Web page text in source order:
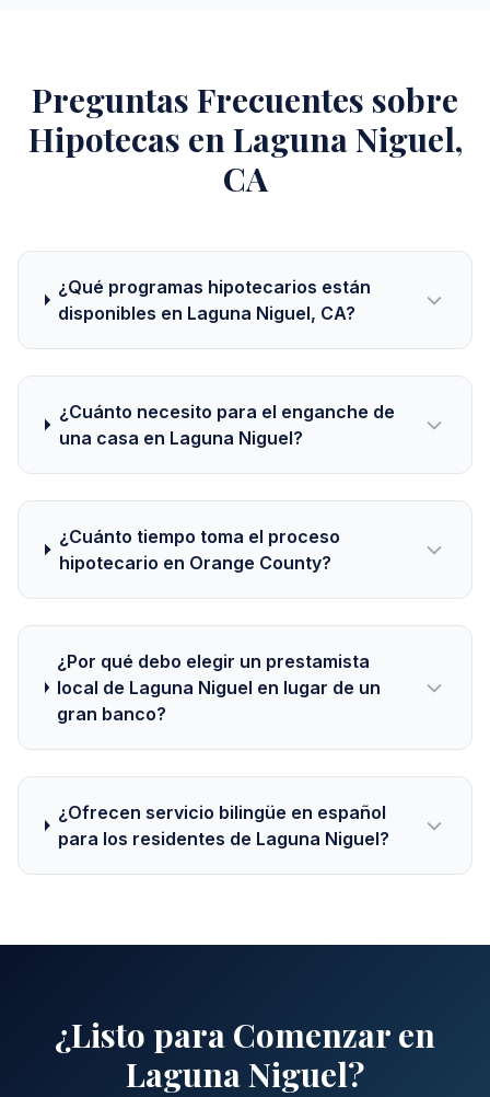
Preguntas Frecuentes sobre
Hipotecas en Laguna Niguel,
CA
¿Qué programas hipotecarios están
disponibles en Laguna Niguel, CA?
¿Cuánto necesito para el enganche de
una casa en Laguna Niguel?
¿Cuánto tiempo toma el proceso
hipotecario en Orange County?
¿Por qué debo elegir un prestamista
local de Laguna Niguel en lugar de un
gran banco?
¿Ofrecen servicio bilingüe en español
para los residentes de Laguna Niguel?
¿Listo para Comenzar en
Laguna Niguel?